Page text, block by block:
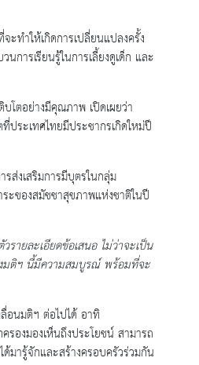
ะทำให้เกิดการเปลี่ยนแปลงครั้ง
ารเรียนรู้ในการเลี้ยงดูเด็ก และ
โตอย่างมีคุณภาพ เปิดเผยว่า
ระเทศไทยมีประชากรเกิดใหม่ปี
ส่งเสริมการมีบุตรในกลุ่ม
ะของสมัชชาสุขภาพแห่งชาติในปี
ายละเอียดข้อเสนอ ไม่ว่าจะเป็น
งมติฯ นี้มีความสมบูรณ์ พร้อมที่จะ
อนมติฯ ต่อไปได้ อาทิ
องมองเห็นถึงประโยชน์ สามารถ
มารู้จักและสร้างครอบครัวร่วมกัน